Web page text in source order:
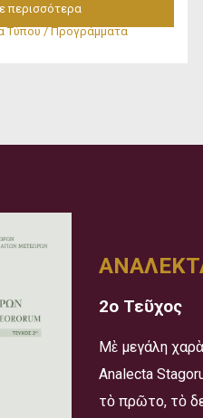
περισσότερα
Τύπου/Προγράμματα
2ο Τεῦχος
Μὲ μεγάλη
Analecta
τὸ πρῶτο, τὸ